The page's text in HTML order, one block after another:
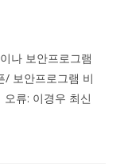
나 보안프로그램
/ 보안프로그램 비
류: 이경우 최신